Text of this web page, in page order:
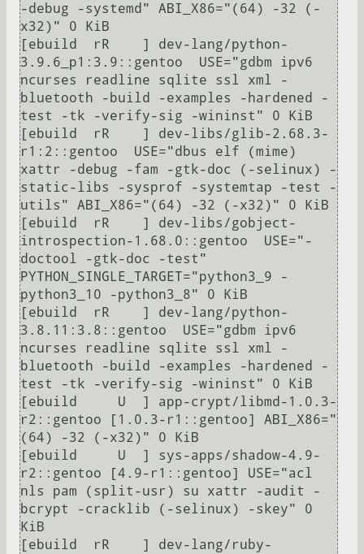
-debug -systemd" ABI_X86="(64) -32 (-
x32)" 0 KiB
[ebuild  rR    ] dev-lang/python-
3.9.6_p1:3.9::gentoo  USE="gdbm ipv6
ncurses readline sqlite ssl xml -
bluetooth -build -examples -hardened -
test -tk -verify-sig -wininst" 0 KiB
[ebuild  rR    ] dev-libs/glib-2.68.3-
r1:2::gentoo  USE="dbus elf (mime)
xattr -debug -fam -gtk-doc (-selinux) -
static-libs -sysprof -systemtap -test -
utils" ABI_X86="(64) -32 (-x32)" 0 KiB
[ebuild  rR    ] dev-libs/gobject-
introspection-1.68.0::gentoo  USE="-
doctool -gtk-doc -test"
PYTHON_SINGLE_TARGET="python3_9 -
python3_10 -python3_8" 0 KiB
[ebuild  rR    ] dev-lang/python-
3.8.11:3.8::gentoo  USE="gdbm ipv6
ncurses readline sqlite ssl xml -
bluetooth -build -examples -hardened -
test -tk -verify-sig -wininst" 0 KiB
[ebuild     U  ] app-crypt/libmd-1.0.3-
r2::gentoo [1.0.3-r1::gentoo] ABI_X86="
(64) -32 (-x32)" 0 KiB
[ebuild     U  ] sys-apps/shadow-4.9-
r2::gentoo [4.9-r1::gentoo] USE="acl
nls pam (split-usr) su xattr -audit -
bcrypt -cracklib (-selinux) -skey" 0
KiB
[ebuild  rR    ] dev-lang/ruby-